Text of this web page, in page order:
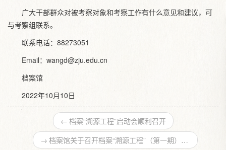
广大干部群众对被考察对象和考察工作有什么意见和建议，可
与考察组联系。
联系电话：88273051
Email：wangd@zju.edu.cn
档案馆
2022年10月10日
← 档案“溯源工程”启动会顺利召开
→
档案馆关于召开档案“溯源工程”（第一期）启动会的通知